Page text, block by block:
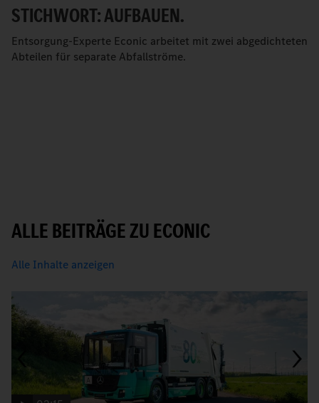
STICHWORT: AUFBAUEN.
Entsorgung-Experte Econic arbeitet mit zwei abgedichteten
Abteilen für separate Abfallströme.
ALLE BEITRÄGE ZU ECONIC
Alle Inhalte anzeigen